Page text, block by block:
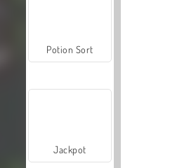
Potion Sort
Jackpot